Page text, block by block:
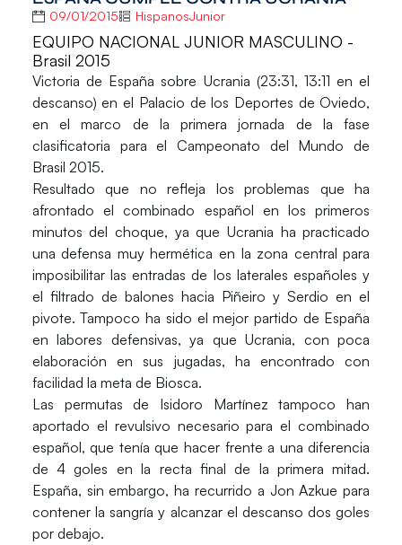
09/01/2015 HispanosJunior
EQUIPO NACIONAL JUNIOR MASCULINO -
Brasil 2015
Victoria de España sobre Ucrania (23:31, 13:11 en el
descanso) en el Palacio de los Deportes de Oviedo,
en el marco de la primera jornada de lafase
clasificatoria para el Campeonato del Mundo de
Brasil 2015.
Resultado que no refleja los problemas que ha
afrontado el combinado español en los primeros
minutos del choque, ya que Ucrania ha practicado
una defensa muy hermética en la zona central para
imposibilitar las entradas de los laterales españoles y
el filtrado de balones hacia Piñeiro y Serdio en el
pivote. Tampoco ha sido el mejor partido de España
en labores defensivas, ya que Ucrania, con poca
elaboración en sus jugadas, ha encontrado con
facilidad la meta de Biosca.
Las permutas de Isidoro Martínez tampoco han
aportado el revulsivo necesario para el combinado
español, que tenía que hacer frente a una diferencia
de 4 goles en la recta final de la primera mitad.
España, sin embargo, ha recurrido a Jon Azkue para
contener la sangría y alcanzar el descanso dos goles
por debajo.